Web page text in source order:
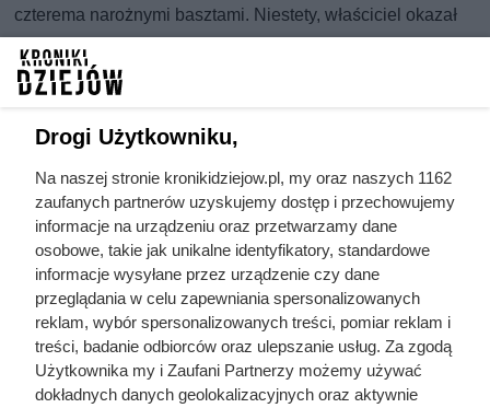
czterema narożnymi basztami. Niestety, właściciel okazał
się większym awanturnikiem niż budowniczym.
Drogi Użytkowniku,
Na naszej stronie kronikidziejow.pl, my oraz naszych 1162
zaufanych partnerów uzyskujemy dostęp i przechowujemy
informacje na urządzeniu oraz przetwarzamy dane
osobowe, takie jak unikalne identyfikatory, standardowe
informacje wysyłane przez urządzenie czy dane
przeglądania w celu zapewniania spersonalizowanych
reklam, wybór spersonalizowanych treści, pomiar reklam i
treści, badanie odbiorców oraz ulepszanie usług. Za zgodą
Użytkownika my i Zaufani Partnerzy możemy używać
dokładnych danych geolokalizacyjnych oraz aktywnie